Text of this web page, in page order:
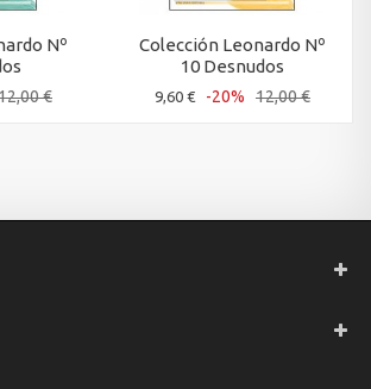
Nº
€
Colección Leonardo Nº
10 Desnudos
9,60 € -20% 12,00 €